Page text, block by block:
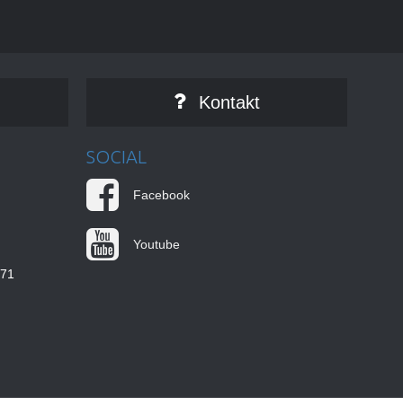
Kontakt
SOCIAL
Facebook
Youtube